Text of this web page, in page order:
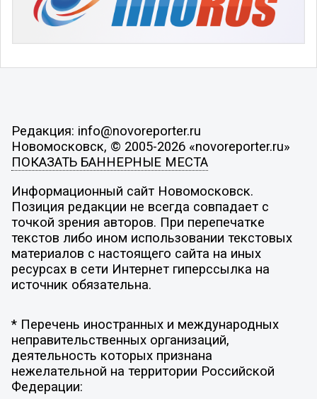
Редакция: info@novoreporter.ru
Новомосковск, © 2005-2026 «novoreporter.ru»
ПОКАЗАТЬ БАННЕРНЫЕ МЕСТА
Информационный сайт Новомосковск.
Позиция редакции не всегда совпадает с
точкой зрения авторов. При перепечатке
текстов либо ином использовании текстовых
материалов с настоящего сайта на иных
ресурсах в сети Интернет гиперссылка на
источник обязательна.
* Перечень иностранных и международных
неправительственных организаций,
деятельность которых признана
нежелательной на территории Российской
Федерации: